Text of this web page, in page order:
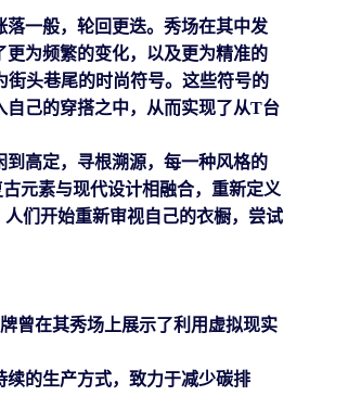
一般，轮回更迭。 秀场在其中发
为频繁的变化，以及更为精准的
街头巷尾的时尚符号。这些符号的
己的穿搭之中，从而实现了从T台
到高定， 寻根溯源， 每一种风格的
元素与现代设计相融合， 重新定义
们开始重新审视自己的衣橱，尝试
曾在其秀场上展示了利用虚拟现实
的生产方式， 致力于减少碳排